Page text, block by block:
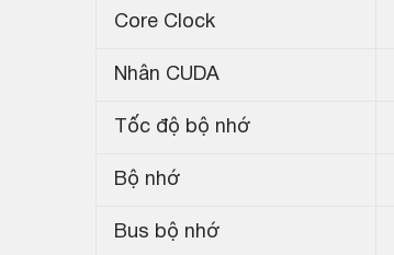
Core Clock
Nhân CUDA
Tốc độ bộ nhớ
Bộ nhớ
Bus bộ nhớ